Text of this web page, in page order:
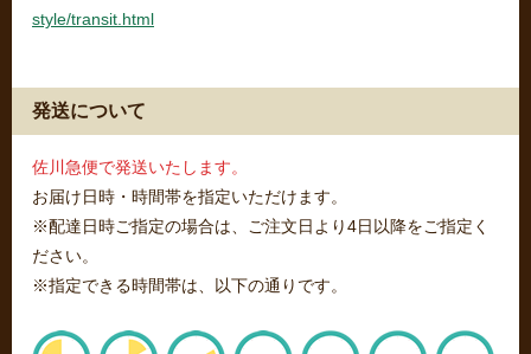
style/transit.html
発送について
佐川急便で発送いたします。
お届け日時・時間帯を指定いただけます。
※配達日時ご指定の場合は、ご注文日より4日以降をご指定く
ださい。
※指定できる時間帯は、以下の通りです。